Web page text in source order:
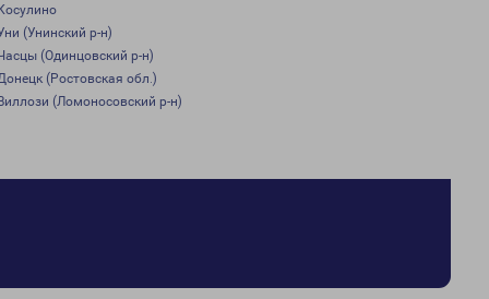
(Унинский р-н)
(Одинцовский р-н)
(Ростовская обл.)
(Ломоносовский р-н)